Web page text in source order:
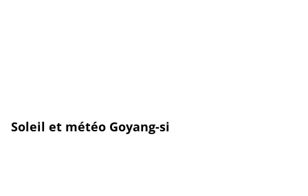
Soleil et météo Goyang-si